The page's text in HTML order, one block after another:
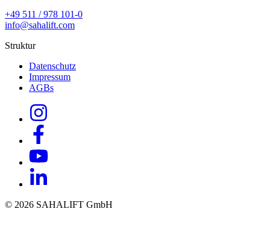
+49 511 / 978 101-0
info@sahalift.com
Struktur
Datenschutz
Impressum
AGBs
© 2026 SAHALIFT GmbH